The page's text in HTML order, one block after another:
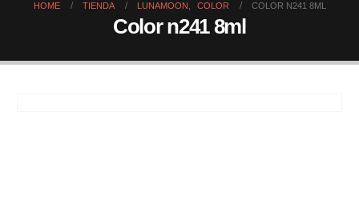
HOME TIENDA LUNAMOON COLOR COLOR N241 8ML
Color n241 8ml